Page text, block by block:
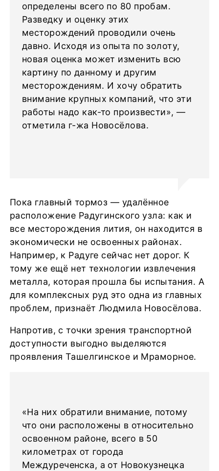
определены всего по 80 пробам.
Разведку и оценку этих
месторождений проводили очень
давно. Исходя из опыта по золоту,
новая оценка может изменить всю
картину по данному и другим
месторождениям. И хочу обратить
внимание крупных компаний, что эти
работы надо как-то произвести», —
отметила г-жа Новосёлова.
Пока главный тормоз — удалённое
расположение Радугинского узла: как и
все месторождения лития, он находится в
экономически не освоенных районах.
Например, к Радуге сейчас нет дорог. К
тому же ещё нет технологии извлечения
металла, которая прошла бы испытания. А
для комплексных руд это одна из главных
проблем, признаёт Людмила Новосёлова.
Напротив, с точки зрения транспортной
доступности выгодно выделяются
проявления Ташелгинское и Мраморное.
«На них обратили внимание, потому
что они расположены в относительно
освоенном районе, всего в 50
километрах от города
Междуреченска, а от Новокузнецка